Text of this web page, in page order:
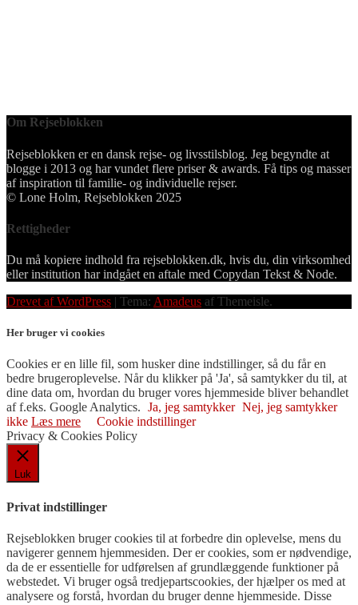
Om Rejseblokken
Rejseblokken er en dansk rejse- og livsstilsblog. Jeg begyndte at
blogge i 2013 og har vundet flere priser & awards. Få tips og masser
af inspiration til familie- og individuelle rejser.
© Lone Holm, Rejseblokken 2025
Rettigheder
Du må kopiere indhold fra rejseblokken.dk, hvis du, din virksomhed
eller institution har indgået en aftale med Copydan Tekst & Node.
Drevet af WordPress | Tema: Amadeus af Themeisle.
Her bruger vi cookies
Cookies er en lille fil, som husker dine indstillinger, så du får en
bedre brugeroplevelse. Når du klikker på 'Ja', så samtykker du til, at
dine data om, hvordan du bruger vores hjemmeside bliver behandlet
af f.eks. Google Analytics. Ja, jeg samtykker Nej, jeg samtykker
ikke Læs mere
Cookie indstillinger
Privacy & Cookies Policy
Luk
Privat indstillinger
Rejseblokken bruger cookies til at forbedre din oplevelse, mens du
navigerer gennem hjemmesiden. Der er cookies, som er nødvendige,
da de er essentielle for udførelsen af ​​grundlæggende funktioner på
webstedet. Vi bruger også tredjepartscookies, der hjælper os med at
analysere og forstå, hvordan du bruger denne hjemmeside. Disse